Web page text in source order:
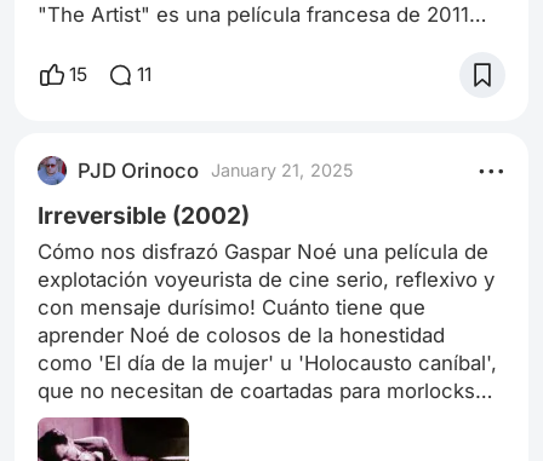
"The Artist" es una película francesa de 2011
ganado un lugar especial en el corazón de los
su audaz elección de ser una película muda en
la era del cine sonoro, "The Artist" logra
capturar la esencia del Hollywood d
15 11
PJD Orinoco January 21, 2025
Irreversible (2002)
Cómo nos disfrazó Gaspar Noé una película de
explotación voyeurista de cine serio, reflexivo y
con mensaje durísimo! Cuánto tiene que
aprender Noé de colosos de la honestidad
como 'El día de la mujer' u 'Holocausto caníbal',
que no necesitan de coartadas para morlocks
de filmoteca para autojustificarse. A su lado
'Irreversible' no solo palidece por lo tibio de su